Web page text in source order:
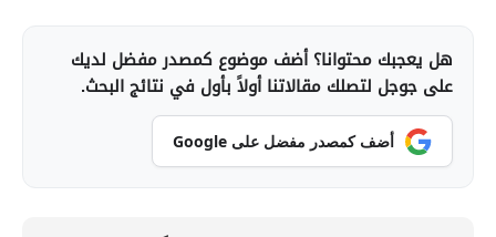
هل يعجبك محتوانا؟ أضف موضوع كمصدر مفضل لديك
على جوجل لتصلك مقالاتنا أولاً بأول في نتائج البحث.
أضف كمصدر مفضل على Google